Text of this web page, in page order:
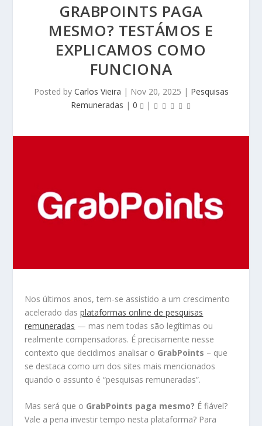
GRABPOINTS PAGA
MESMO? TESTÁMOS E
EXPLICAMOS COMO
FUNCIONA
Posted by Carlos Vieira | Nov 20, 2025 | Pesquisas
Remuneradas | 0 |
Nos últimos anos, tem-se assistido a um crescimento
acelerado dasplataformas online de pesquisas
remuneradas — mas nem todas são legítimas ou
realmente compensadoras. É precisamente nesse
contexto que decidimos analisar o GrabPoints – que
se destaca como um dos sites mais mencionados
quando o assunto é “pesquisas remuneradas”.
Mas será que o GrabPoints paga mesmo? É fiável?
Vale a pena investir tempo nesta plataforma? Para